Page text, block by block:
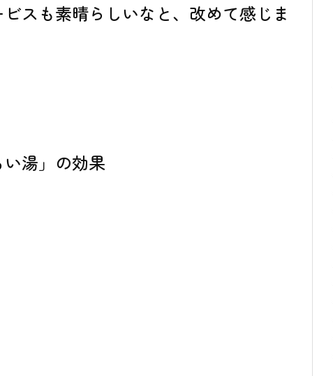
スも素晴らしいなと、改めて感じま
湯」の効果